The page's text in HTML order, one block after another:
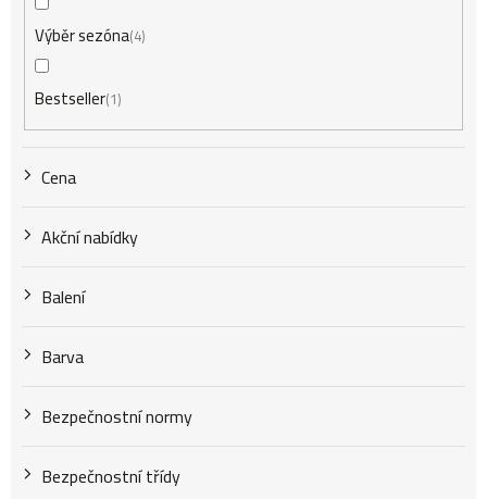
d
u
k
ů
Výběr sezóna 4
Bestseller 1
Cena
Akční nabídky
Balení
Barva
Bezpečnostní normy
Bezpečnostní třídy